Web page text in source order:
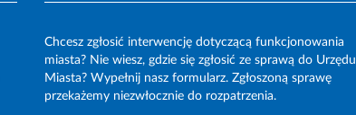
Chcesz zgłosić interwencję dotyczącą funkcjonowania
miasta? Nie wiesz, gdzie się zgłosić ze sprawą do Urzędu
Miasta? Wypełnij nasz formularz. Zgłoszoną sprawę
przekażemy niezwłocznie do rozpatrzenia.